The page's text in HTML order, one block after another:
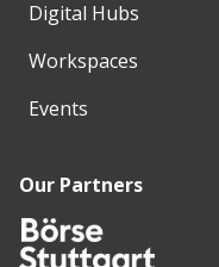
Digital Hubs
Workspaces
Events
Our Partners